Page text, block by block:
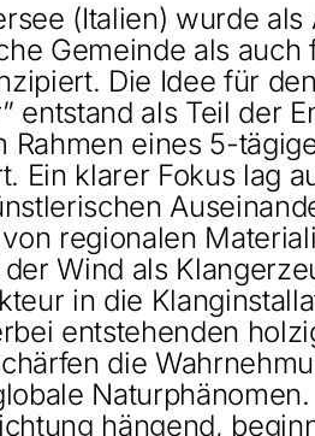
(Italien) wurde als
Gemeinde als auch
Die Idee für den
entstand als Teil der
Rahmen eines 5-
Ein klarer Fokus lag
regionalen
Wind als
in die
entstehenden
die
hängend,